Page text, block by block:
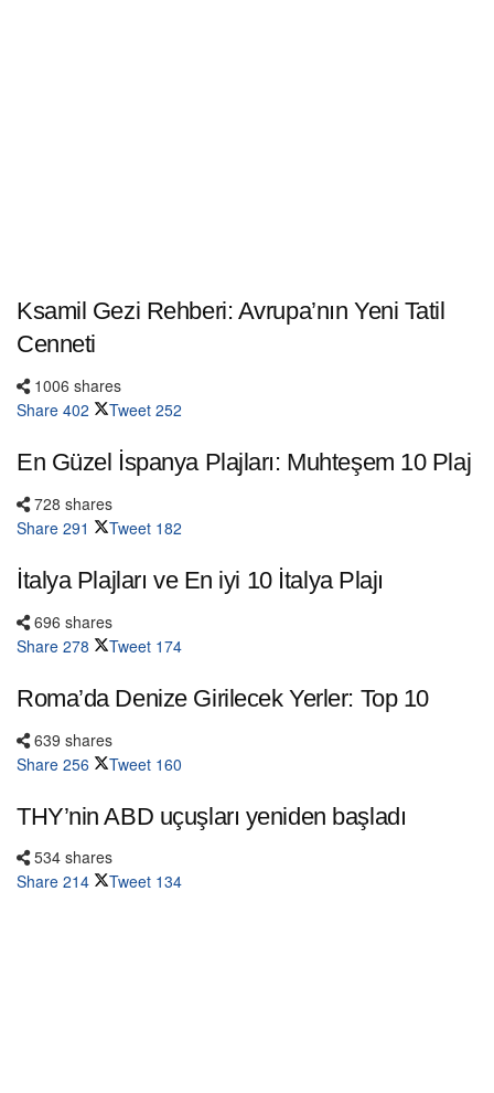
Ksamil Gezi Rehberi: Avrupa’nın Yeni Tatil
Cenneti
1006 shares
Share 402 Tweet 252
En Güzel İspanya Plajları: Muhteşem 10 Plaj
728 shares
Share 291 Tweet 182
İtalya Plajları ve En iyi 10 İtalya Plajı
696 shares
Share 278 Tweet 174
Roma’da Denize Girilecek Yerler: Top 10
639 shares
Share 256 Tweet 160
THY’nin ABD uçuşları yeniden başladı
534 shares
Share 214 Tweet 134